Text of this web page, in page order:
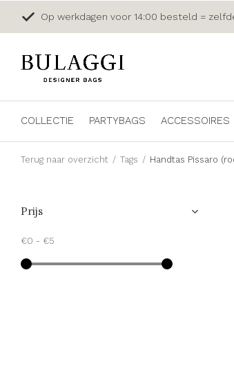
COLLECTIE PARTYBAGS ACCESSOIRES
Op werkdagen voor 14:00 besteld =
Terug naar overzicht Tags Handtas Pissaro
Prijs
€0 - €5